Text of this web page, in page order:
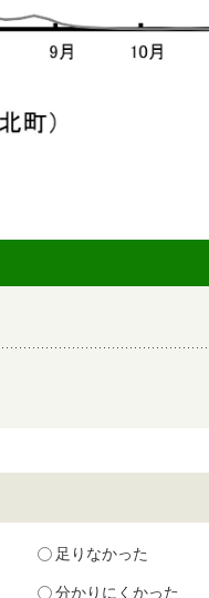
足りなかった
分かりにくかった